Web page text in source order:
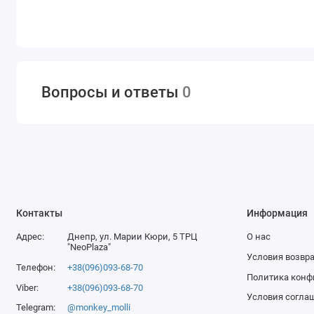
Это декоративная металлическая миниатюра с
Вопросы и ответы 0
Контакты
Адрес:
Днепр, ул. Марии Кюри, 5 ТРЦ
"NeoPlaza"
Телефон:
+38(096)093-68-70
Viber:
+38(096)093-68-70
Telegram:
@monkey_molli
Информация
О нас
Условия
Политика
Условия